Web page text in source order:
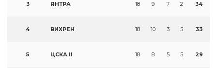
3 ЯНТРА 18 9 7 2 34
4 ВИХРЕН 18 10 3 5 33
5 ЦСКА II 18 8 5 5 29